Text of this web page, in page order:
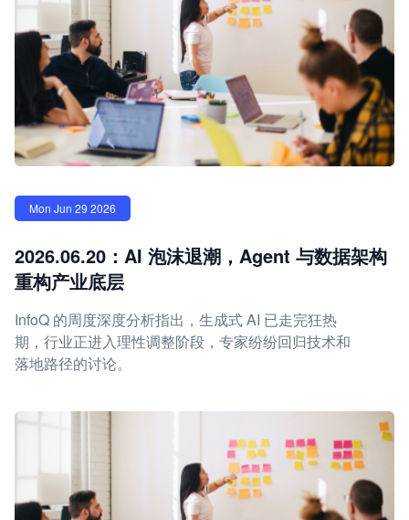
Mon Jun 29 2026
2026.06.20：AI 泡沫退潮，Agent 与数据架构
重构产业底层
InfoQ 的周度深度分析指出，生成式 AI 已走完狂热
期，行业正进入理性调整阶段，专家纷纷回归技术和
落地路径的讨论。